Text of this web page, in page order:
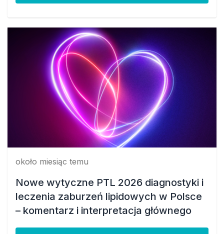
po kroku
około miesiąc temu
Nowe wytyczne PTL 2026 diagnostyki i
leczenia zaburzeń lipidowych w Polsce
– komentarz i interpretacja głównego
autora